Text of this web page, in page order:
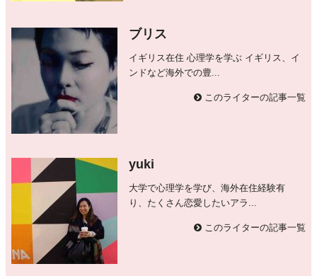
ブリス
イギリス在住 心理学を学ぶ イギリス、イ
ンドなど海外での豊...
このライターの記事一覧
yuki
大学で心理学を学び、海外在住経験有
り、たくさん恋愛したいアラ...
このライターの記事一覧